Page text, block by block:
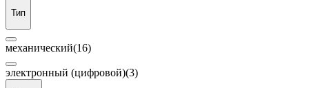
Тип
механический(16)
электронный (цифровой)(3)